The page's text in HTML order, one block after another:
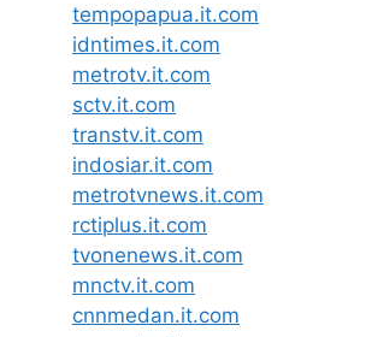
tempopapua.it.com
idntimes.it.com
metrotv.it.com
sctv.it.com
transtv.it.com
indosiar.it.com
metrotvnews.it.com
rctiplus.it.com
tvonenews.it.com
mnctv.it.com
cnnmedan.it.com